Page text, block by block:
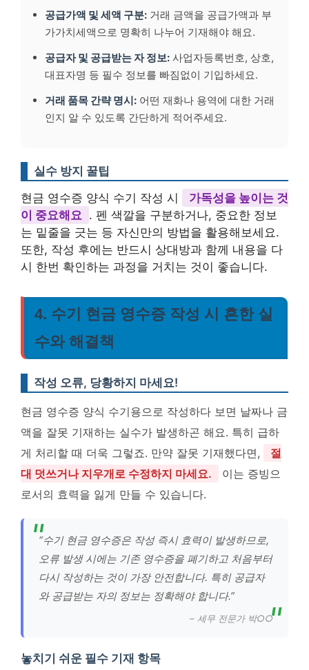
공급가액 및 세액 구분: 거래 금액을 공급가액과 부
가가치세액으로 명확히 나누어 기재해야 해요.
공급자 및 공급받는 자 정보: 사업자등록번호, 상호,
대표자명 등 필수 정보를 빠짐없이 기입하세요.
거래 품목 간략 명시: 어떤 재화나 용역에 대한 거래
인지 알 수 있도록 간단하게 적어주세요.
실수 방지 꿀팁
현금 영수증 양식 수기 작성 시
가독성을 높이는 것
이 중요해요
. 펜 색깔을 구분하거나, 중요한 정보
는 밑줄을 긋는 등 자신만의 방법을 활용해보세요.
또한, 작성 후에는 반드시 상대방과 함께 내용을 다
시 한번 확인하는 과정을 거치는 것이 좋습니다.
4. 수기 현금 영수증 작성 시 흔한 실
수와 해결책
작성 오류, 당황하지 마세요!
현금 영수증 양식 수기용으로 작성하다 보면 날짜나 금
액을 잘못 기재하는 실수가 발생하곤 해요. 특히 급하
게 처리할 때 더욱 그렇죠. 만약 잘못 기재했다면,
절
대 덧쓰거나 지우개로 수정하지 마세요.
이는 증빙으
로서의 효력을 잃게 만들 수 있습니다.
“수기 현금 영수증은 작성 즉시 효력이 발생하므로,
오류 발생 시에는 기존 영수증을 폐기하고 처음부터
다시 작성하는 것이 가장 안전합니다. 특히 공급자
와 공급받는 자의 정보는 정확해야 합니다.”
– 세무 전문가 박○○
놓치기 쉬운 필수 기재 항목